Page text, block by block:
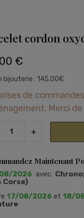
cordon
€
bijouterie : 145.00€
de
Merci
Maintenant
2026 avec
Corse)
17/08/2026 et 18/